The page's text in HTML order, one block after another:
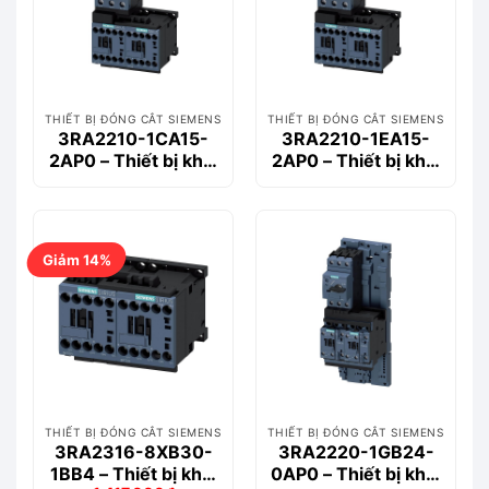
THIẾT BỊ ĐÓNG CẮT SIEMENS
3RA2210-1CA15-
2AP0 – Thiết bị khởi
THIẾT BỊ ĐÓNG CẮT SIEMENS
3RA2210-1EA15-
2AP0 – Thiết bị khởi
Giảm 14%
THIẾT BỊ ĐÓNG CẮT SIEMENS
3RA2316-8XB30-
1BB4 – Thiết bị khởi
THIẾT BỊ ĐÓNG CẮT SIEMENS
3RA2220-1GB24-
0AP0 – Thiết bị khởi